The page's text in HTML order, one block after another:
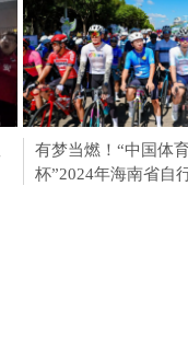
淮安成功举办第四届
会211个签约项目 总
有梦当燃！“中国体
杯”2024年海南省自